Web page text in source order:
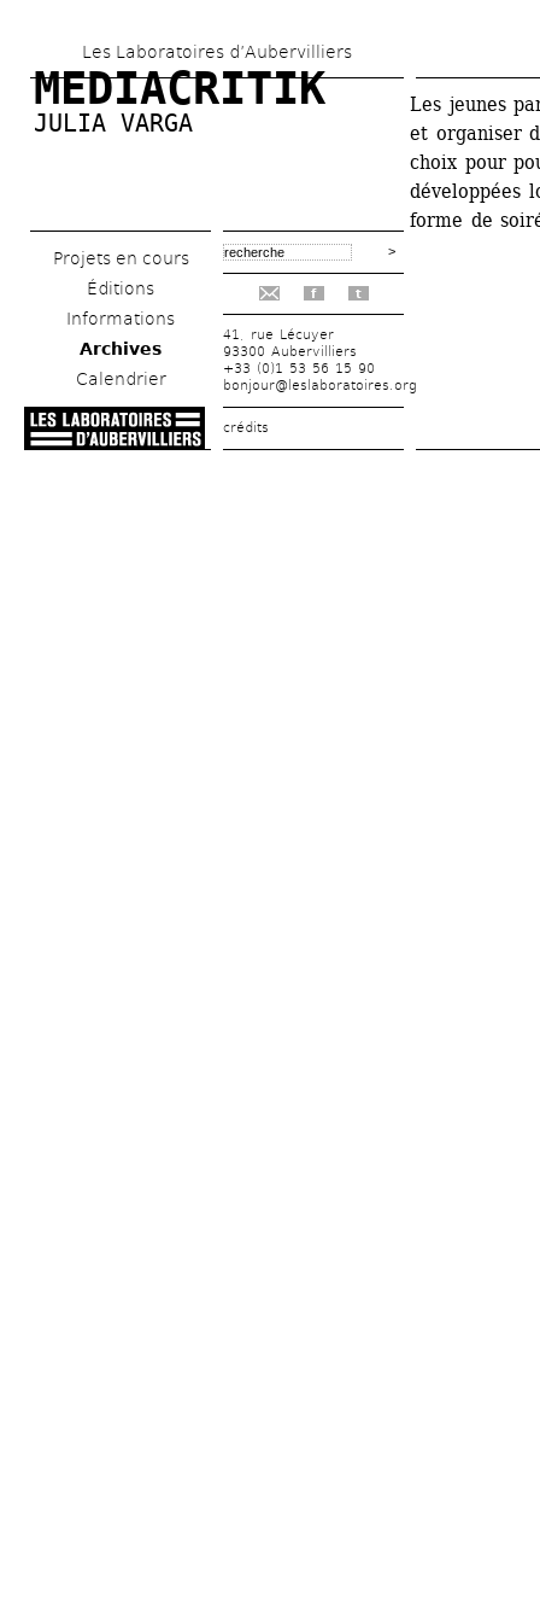
au
contenu
principal
Les Laboratoires d’Aubervilliers
MEDIACRITIK
JULIA VARGA
Projets en cours
Éditions
Informations
Archives
Calendrier
f t
41, rue Lécuyer
93300 Aubervilliers
+33 (0)1 53 56 15 90
bonjour@leslaboratoires.org
crédits
Les jeunes
et organiser
choix pour
développées
forme de